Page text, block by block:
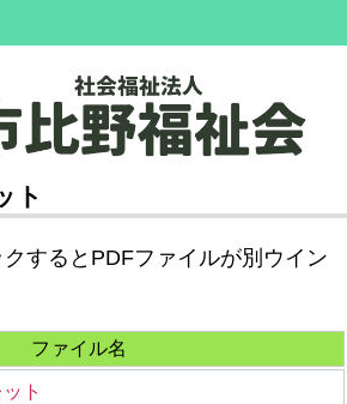
私たちの願い
事業案内
研修案内
お問合せ
ト
するとPDFファイルが別ウイン
ファイル名
ト